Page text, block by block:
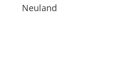
Neuland